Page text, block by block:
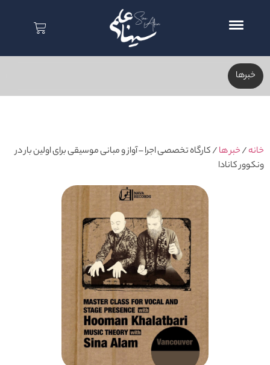
خبر‌ها
خانه/خبر ها/ کارگاه تخصصی اجرا – آواز و مبانی موسیقی برای اولین بار در
ونکوور کانادا